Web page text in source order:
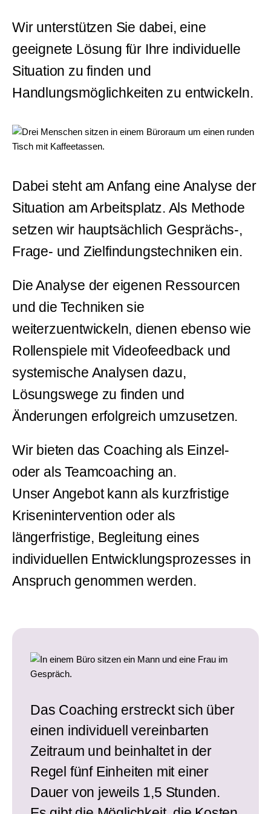
Wir unterstützen Sie dabei, eine
geeignete Lösung für Ihre individuelle
Situation zu finden und
Handlungsmöglichkeiten zu entwickeln.
Dabei steht am Anfang eine Analyse der
Situation am Arbeitsplatz. Als Methode
setzen wir hauptsächlich Gesprächs-,
Frage- und Zielfindungstechniken ein.
Die Analyse der eigenen Ressourcen
und die Techniken sie
weiterzuentwickeln, dienen ebenso wie
Rollenspiele mit Videofeedback und
systemische Analysen dazu,
Lösungswege zu finden und
Änderungen erfolgreich umzusetzen.
Wir bieten das Coaching als Einzel-
oder als Teamcoaching an.
Unser Angebot kann als kurzfristige
Krisenintervention oder als
längerfristige, Begleitung eines
individuellen Entwicklungsprozesses in
Anspruch genommen werden.
Das Coaching erstreckt sich über
einen individuell vereinbarten
Zeitraum und beinhaltet in der
Regel fünf Einheiten mit einer
Dauer von jeweils 1,5 Stunden.